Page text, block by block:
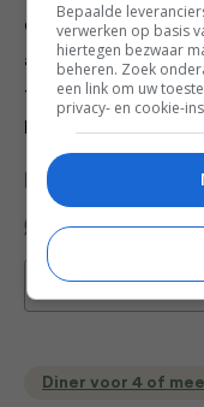
Of doe alle
aan tafel lekker zelf
tostada doen.
Deel dit recept
Bewaar
Diner voor 4 of
Bepaalde
verwerken op basis
hiertegen bezwaar
beheren. Zoek
een link om uw
privacy- en cookie-